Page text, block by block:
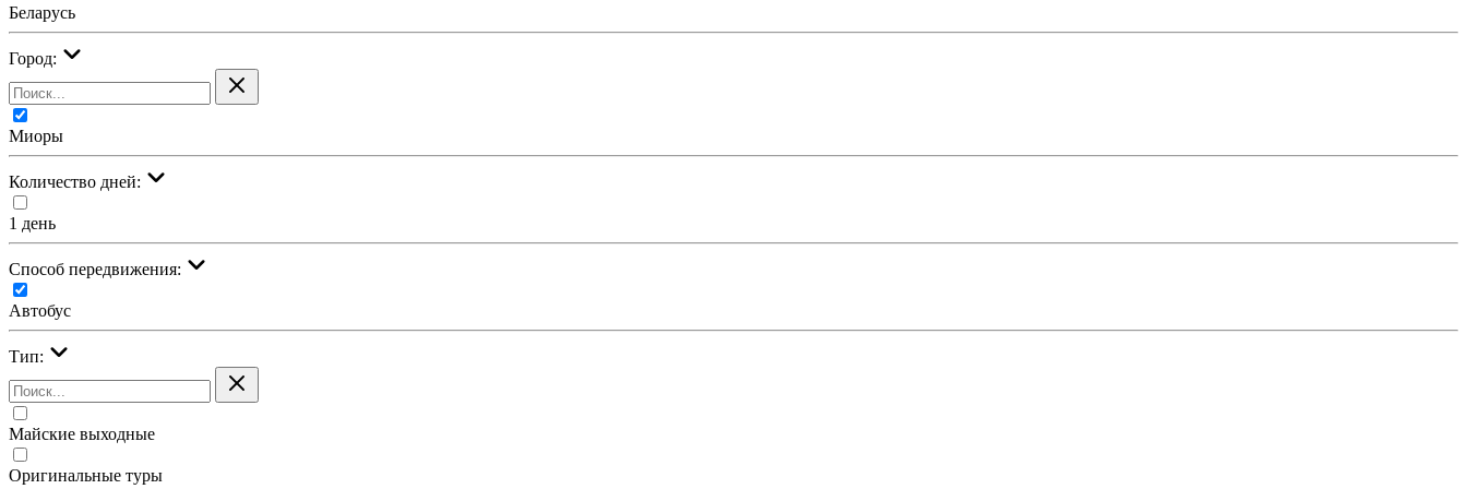
Беларусь
Город:
Миоры
Количество дней:
1 день
Cпособ передвижения:
Автобус
Тип:
Майские выходные
Оригинальные туры